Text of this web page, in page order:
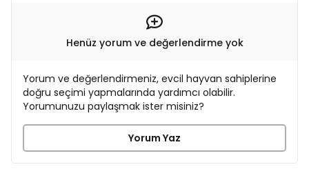
Henüz yorum ve değerlendirme yok
Yorum ve değerlendirmeniz, evcil hayvan sahiplerine
doğru seçimi yapmalarında yardımcı olabilir.
Yorumunuzu paylaşmak ister misiniz?
Yorum Yaz